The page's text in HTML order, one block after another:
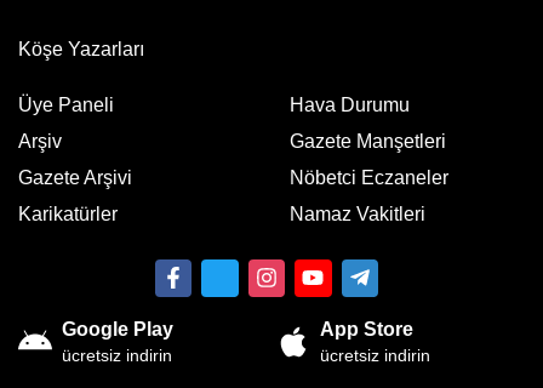
Köşe Yazarları
Üye Paneli
Arşiv
Gazete Arşivi
Karikatürler
Hava Durumu
Gazete Manşetleri
Nöbetci Eczaneler
Namaz Vakitleri
Google Play
ücretsiz indirin
App Store
ücretsiz indirin